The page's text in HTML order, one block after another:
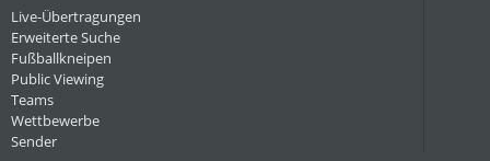
Live-Übertragungen
Erweiterte Suche
Fußballkneipen
Public Viewing
Teams
Wettbewerbe
Sender